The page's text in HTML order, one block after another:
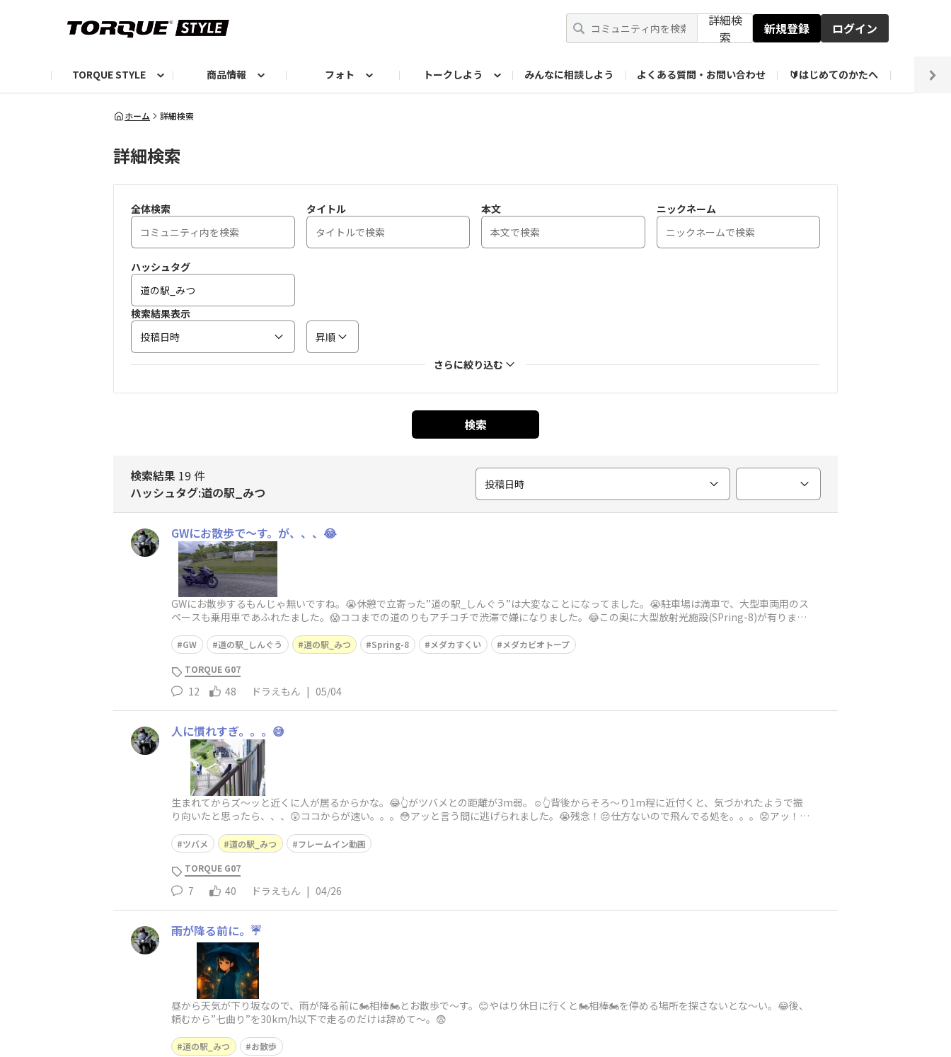
詳細検
索
新規登録 ログイン
TORQUE STYLE
お知らせ TORQUIZ【投票企画】
商品情報
TORQUEニュース
フォト
TORQUEフォト
トークしよう
自己紹介しよう
みんなに相談しよう よくある質問・お問い合わせ 🔰はじめてのかたへ 編集
編集部の日常フォト
ホーム 詳細検索
詳細検索
全体検索 タイトル 本文 ニックネーム
ハッシュタグ
検索結果表示
投稿日時
昇順
さらに絞り込む
検索
検索結果 19 件
ハッシュタグ:道の駅_みつ
投稿日時
GWにお散歩で〜す。が、、、😂
GWにお散歩するもんじゃ無いですね。😭休憩で立寄った”道の駅_しんぐう”は大変なことになってました。😭駐車場は満車で、大型車両用のス
ペースも乗用車であふれたました。😱ココまでの道のりもアチコチで渋滞で嫌になりました。😂この奥に大型放射光施設(SPring-8)が有ります
GW 道の駅_しんぐう 道の駅_みつ Spring-8 メダカすくい メダカビオトープ
TORQUE G07
12 48 ドラえもん | 05/04
人に慣れすぎ。。。😅
生まれてからズ〜ッと近くに人が居るからかな。😂👆がツバメとの距離が3m弱。☺️👆背後からそろ〜り1m程に近付くと、気づかれたようで振
り向いたと思ったら、、、😲ココからが速い。。。😳アッと言う間に逃げられました。😭残念！😔仕方ないので飛んでる処を。。。😟アッ！T
ツバメ 道の駅_みつ フレームイン動画
TORQUE G07
7 40 ドラえもん | 04/26
雨が降る前に。☔
昼から天気が下り坂なので、雨が降る前に🏍️相棒🏍️とお散歩で〜す。😊やはり休日に行くと🏍️相棒🏍️を停める場所を探さないとな〜い。😂後、
頼むから”七曲り”を30km/h以下で走るのだけは辞めて～。😨
道の駅_みつ お散歩